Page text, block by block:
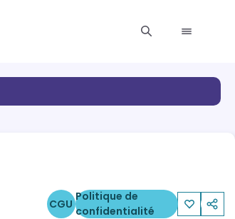
CGU
Politique de
confidentialité